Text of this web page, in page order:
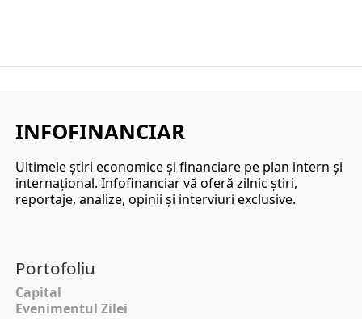
INFOFINANCIAR
Ultimele ştiri economice şi financiare pe plan intern şi
internaţional. Infofinanciar vă oferă zilnic ştiri,
reportaje, analize, opinii şi interviuri exclusive.
Portofoliu
Capital
Evenimentul Zilei